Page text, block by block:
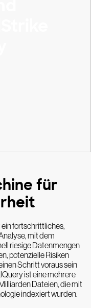
für
fortschrittliches,
mit dem
riesige Datenmengen
potenzielle Risiken
Schritt voraus sein
ist eine mehrere
Dateien, die mit
indexiert wurden.